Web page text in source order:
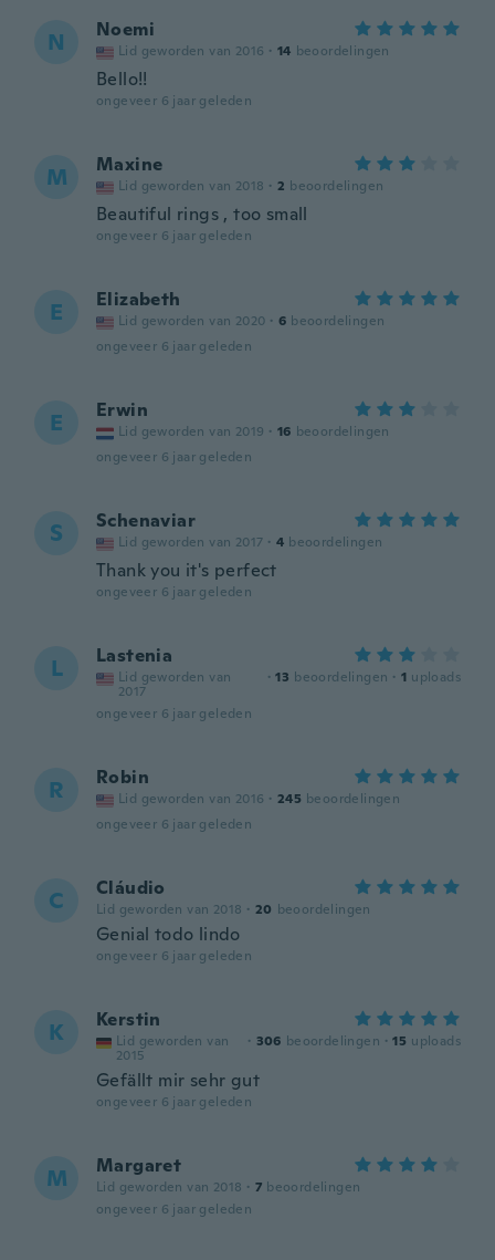
N Noemi
Lid geworden van 2016 · 14 beoordelingen
Bello!!
ongeveer 6 jaar geleden
M Maxine
Lid geworden van 2018 · 2 beoordelingen
Beautiful rings , too small
ongeveer 6 jaar geleden
E Elizabeth
Lid geworden van 2020 · 6 beoordelingen
ongeveer 6 jaar geleden
E Erwin
Lid geworden van 2019 · 16 beoordelingen
ongeveer 6 jaar geleden
S Schenaviar
Lid geworden van 2017 · 4 beoordelingen
Thank you it's perfect
ongeveer 6 jaar geleden
L Lastenia
Lid geworden van
2017
· 13 beoordelingen · 1 uploads
ongeveer 6 jaar geleden
R Robin
Lid geworden van 2016 · 245 beoordelingen
ongeveer 6 jaar geleden
C Cláudio
Lid geworden van 2018 · 20 beoordelingen
Genial todo lindo
ongeveer 6 jaar geleden
K Kerstin
Lid geworden van
2015
· 306 beoordelingen · 15 uploads
Gefällt mir sehr gut
ongeveer 6 jaar geleden
M Margaret
Lid geworden van 2018 · 7 beoordelingen
ongeveer 6 jaar geleden